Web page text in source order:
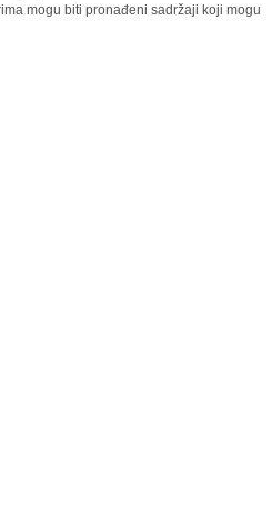
mogu biti pronađeni sadržaji koji mogu